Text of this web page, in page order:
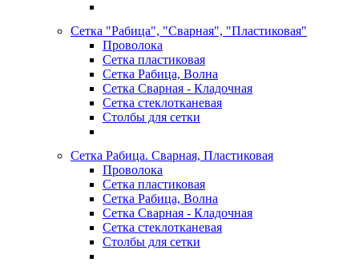
Сетка "Рабица", "Сварная", "Пластиковая"
Проволока
Сетка пластиковая
Сетка Рабица, Волна
Сетка Сварная - Кладочная
Сетка стеклотканевая
Столбы для сетки
Сетка Рабица. Сварная, Пластиковая
Проволока
Сетка пластиковая
Сетка Рабица, Волна
Сетка Сварная - Кладочная
Сетка стеклотканевая
Столбы для сетки